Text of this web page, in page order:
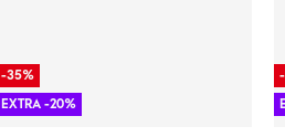
-35%
EXTRA -20%